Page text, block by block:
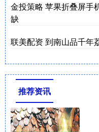
金投策略 苹果折叠屏手
缺
联美配资 到南山品千年
推荐资讯